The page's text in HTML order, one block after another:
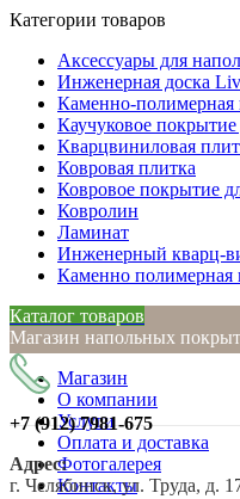
Категории товаров
Аксессуары для
Инженерная доска
Каменно-полимерная
Каучуковое покрытие
Кварцвиниловая
Ковровая плитка
Ковровое покрытие
Ковролин
Ламинат
Инженерный кварц-
Каменно полимерная
Каталог товаров
Магазин напольных
Магазин
О компании
Услуги
Оплата и доставка
Фотогалерея
Контакты
+7 (912)7981-675
Адрес:
г. Челябинск, ул. Труда, д.